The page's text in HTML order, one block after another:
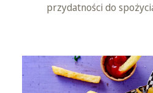
przydatności do